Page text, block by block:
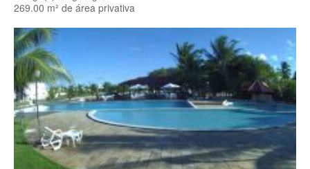
269.00 m² de área privativa